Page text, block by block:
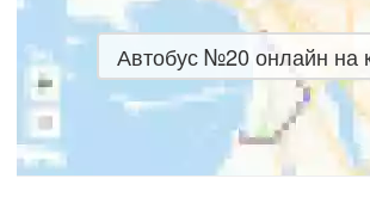
Автобус №20 онлайн на